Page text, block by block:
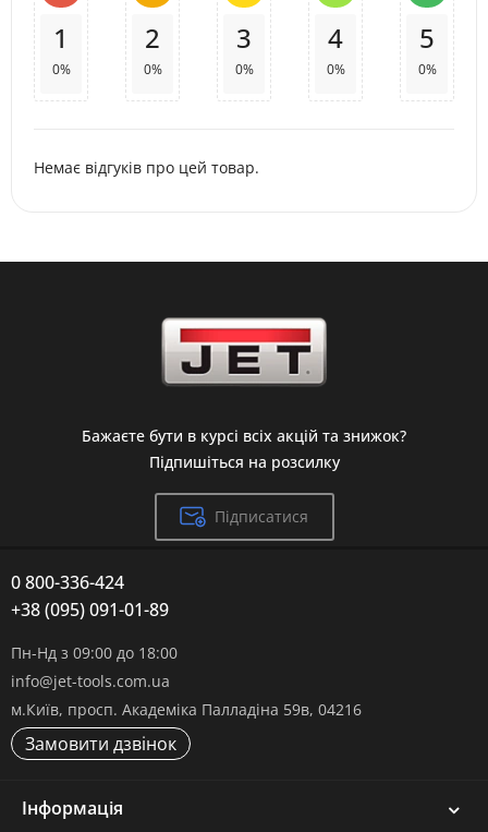
1
0%
2
0%
3
0%
4
0%
5
0%
Немає відгуків про цей товар.
Бажаєте бути в курсі всіх акцій та знижок?
Підпишіться на розсилку
Підписатися
0 800-336-424
+38 (095) 091-01-89
Пн-Нд з 09:00 до 18:00
info@jet-tools.com.ua
м.Київ, просп. Академіка Палладіна 59в, 04216
Замовити дзвінок
Інформація